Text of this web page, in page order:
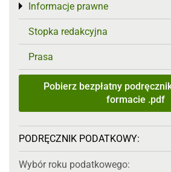
Informacje prawne
Toggle menu
Stopka redakcyjna
Prasa
Pobierz bezpłatny
formacie .pdf
PODRĘCZNIK PODATKOWY:
Wybór roku podatkowego: